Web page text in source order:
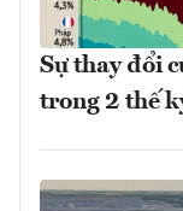
Sự thay đổi
trong 2 thế